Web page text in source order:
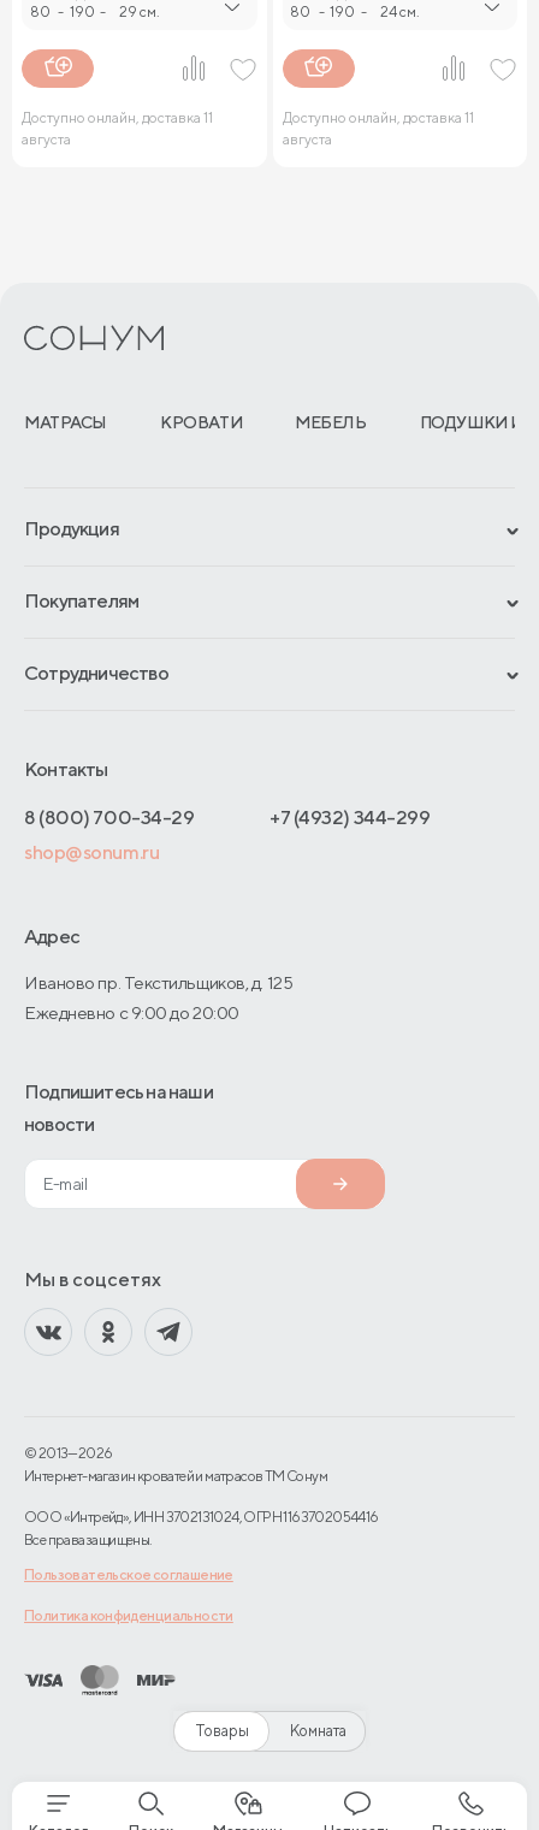
Товары Комната
80 - 190 - 29 см.
Доступно онлайн, доставка 11
августа
80 - 190 - 24 см.
Доступно онлайн, доставка 11
августа
МАТРАСЫ КРОВАТИ МЕБЕЛЬ ПОДУШКИ И
Продукция
Гарантии
Отзывы покупателей
Покупателям
Обмен и возврат
Как оформить заказ
Адреса магазинов
Договор-оферты
Сотрудничество
Отельерам
Оптовые продажи
О производстве
Контакты
8 (800) 700-34-29
+7 (4932) 344-299
shop@sonum.ru
Адрес
Иваново пр. Текстильщиков, д. 125
Ежедневно с 9:00 до 20:00
Подпишитесь на наши
новости
Мы в соцсетях
© 2013—2026
Интернет-магазин кроватей и матрасов TM Сонум
ООО «Интрейд», ИНН 3702131024, ОГРН 1163702054416
Все права защищены.
Пользовательское соглашение
Политика конфиденциальности